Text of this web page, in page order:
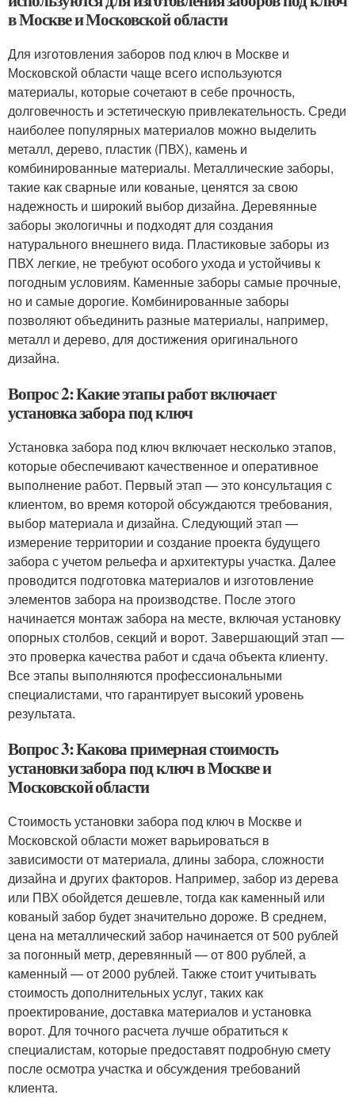
в Москве и Московской области
Для изготовления заборов под ключ в Москве и
Московской области чаще всего используются
материалы, которые сочетают в себе прочность,
долговечность и эстетическую привлекательность. Среди
наиболее популярных материалов можно выделить
металл, дерево, пластик (ПВХ), камень и
комбинированные материалы. Металлические заборы,
такие как сварные или кованые, ценятся за свою
надежность и широкий выбор дизайна. Деревянные
заборы экологичны и подходят для создания
натурального внешнего вида. Пластиковые заборы из
ПВХ легкие, не требуют особого ухода и устойчивы к
погодным условиям. Каменные заборы самые прочные,
но и самые дорогие. Комбинированные заборы
позволяют объединить разные материалы, например,
металл и дерево, для достижения оригинального
дизайна.
Вопрос 2: Какие этапы работ включает
установка забора под ключ
Установка забора под ключ включает несколько этапов,
которые обеспечивают качественное и оперативное
выполнение работ. Первый этап — это консультация с
клиентом, во время которой обсуждаются требования,
выбор материала и дизайна. Следующий этап —
измерение территории и создание проекта будущего
забора с учетом рельефа и архитектуры участка. Далее
проводится подготовка материалов и изготовление
элементов забора на производстве. После этого
начинается монтаж забора на месте, включая установку
опорных столбов, секций и ворот. Завершающий этап —
это проверка качества работ и сдача объекта клиенту.
Все этапы выполняются профессиональными
специалистами, что гарантирует высокий уровень
результата.
Вопрос 3: Какова примерная стоимость
установки забора под ключ в Москве и
Московской области
Стоимость установки забора под ключ в Москве и
Московской области может варьироваться в
зависимости от материала, длины забора, сложности
дизайна и других факторов. Например, забор из дерева
или ПВХ обойдется дешевле, тогда как каменный или
кованый забор будет значительно дороже. В среднем,
цена на металлический забор начинается от 500 рублей
за погонный метр, деревянный — от 800 рублей, а
каменный — от 2000 рублей. Также стоит учитывать
стоимость дополнительных услуг, таких как
проектирование, доставка материалов и установка
ворот. Для точного расчета лучше обратиться к
специалистам, которые предоставят подробную смету
после осмотра участка и обсуждения требований
клиента.